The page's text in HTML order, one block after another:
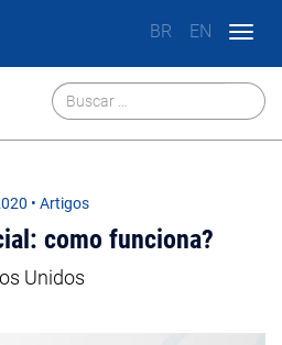
BR EN
• Artigos
como funciona?
Unidos